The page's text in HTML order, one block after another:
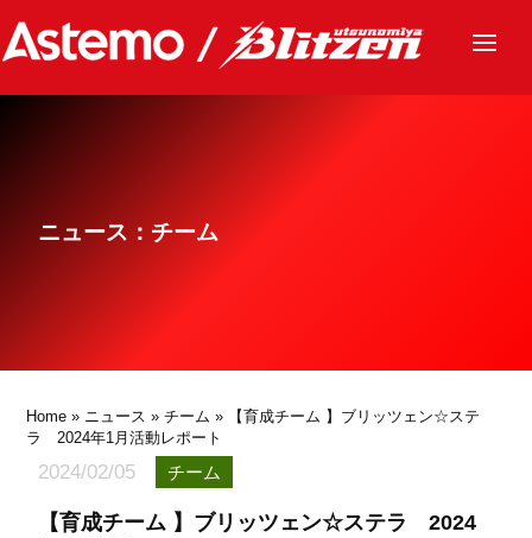
ニュース
グッズ
ニュース：チーム
Home » ニュース »チーム » 【育成チーム 】ブリッツェン☆ステ
ラ 2024年1月活動レポート
2024/02/05 チーム
【育成チーム 】ブリッツェン☆ステラ 2024